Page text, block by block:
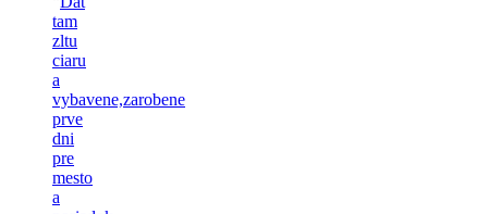
tam
zltu
ciaru
a
vybavene,zarobene
prve
dni
pre
mesto
a